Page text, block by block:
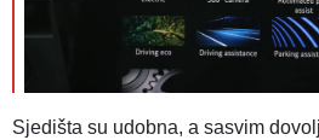
Sjedišta su udobna, a sasvim